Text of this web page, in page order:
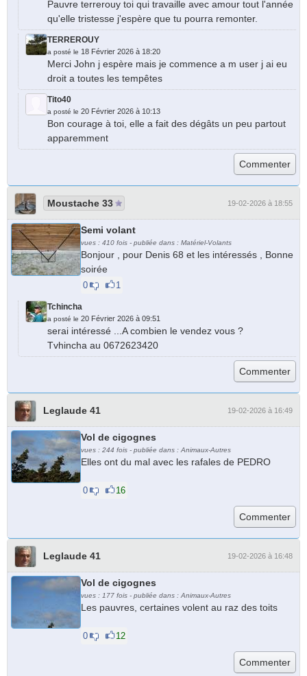
Pauvre terrerouy toi qui travaille avec amour tout l'année
qu'elle tristesse j'espère que tu pourra remonter.
TERREROUY
a posté le 18 Février 2026 à 18:20
Merci John j espère mais je commence a m user j ai eu
droit a toutes les tempêtes
Tito40
a posté le 20 Février 2026 à 10:13
Bon courage à toi, elle a fait des dégâts un peu partout
apparemment
Moustache 33 19-02-2026 à 18:55
Semi volant
vues : 410 fois - publiée dans : Matériel-Volants
Bonjour , pour Denis 68 et les intéressés , Bonne
soirée
0 1
Tchincha
a posté le 20 Février 2026 à 09:51
serai intéressé ...A combien le vendez vous ?
Tvhincha au 0672623420
Leglaude 41 19-02-2026 à 16:49
Vol de cigognes
vues : 244 fois - publiée dans : Animaux-Autres
Elles ont du mal avec les rafales de PEDRO
0 16
Leglaude 41 19-02-2026 à 16:48
Vol de cigognes
vues : 177 fois - publiée dans : Animaux-Autres
Les pauvres, certaines volent au raz des toits
0 12